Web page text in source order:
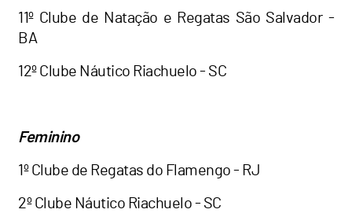
11º Clube de Natação e Regatas São Salvador -
BA
12º Clube Náutico Riachuelo - SC
Feminino
1º Clube de Regatas do Flamengo - RJ
2º Clube Náutico Riachuelo - SC